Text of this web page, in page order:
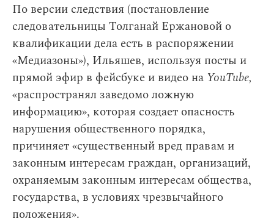
По версии следствия (постановление
следовательницы Толганай Ержановой о
квалификации дела есть в распоряжении
«Медиазоны»), Ильяшев, используя посты и
прямой эфир в фейсбуке и видео на YouTube,
«распространял заведомо ложную
информацию», которая создает опасность
нарушения общественного порядка,
причиняет «существенный вред правам и
законным интересам граждан, организаций,
охраняемым законным интересам общества,
государства, в условиях чрезвычайного
положения».